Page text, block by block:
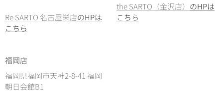
Re SARTO 名古屋栄店のHPは
こちら
the SARTO（金沢店） のHPは
こちら
福岡店
福岡県福岡市天神2-8-41 福岡
朝日会館B1